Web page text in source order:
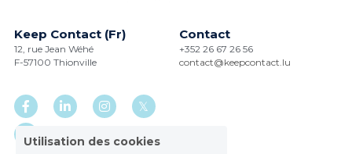
Keep Contact (Fr)
12, rue Jean Wéhé
F-57100 Thionville
Contact
+352 26 67 26 56
contact@keepcontact.lu
Utilisation des cookies